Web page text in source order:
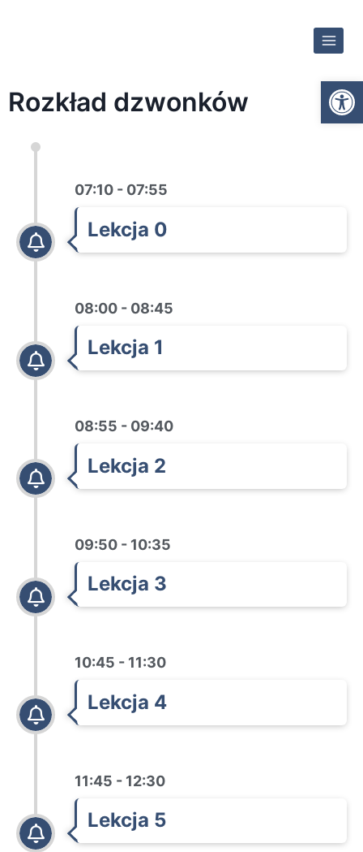
Rozkład dzwonków
07:10 - 07:55
Lekcja 0
08:00 - 08:45
Lekcja 1
08:55 - 09:40
Lekcja 2
09:50 - 10:35
Lekcja 3
10:45 - 11:30
Lekcja 4
11:45 - 12:30
Lekcja 5